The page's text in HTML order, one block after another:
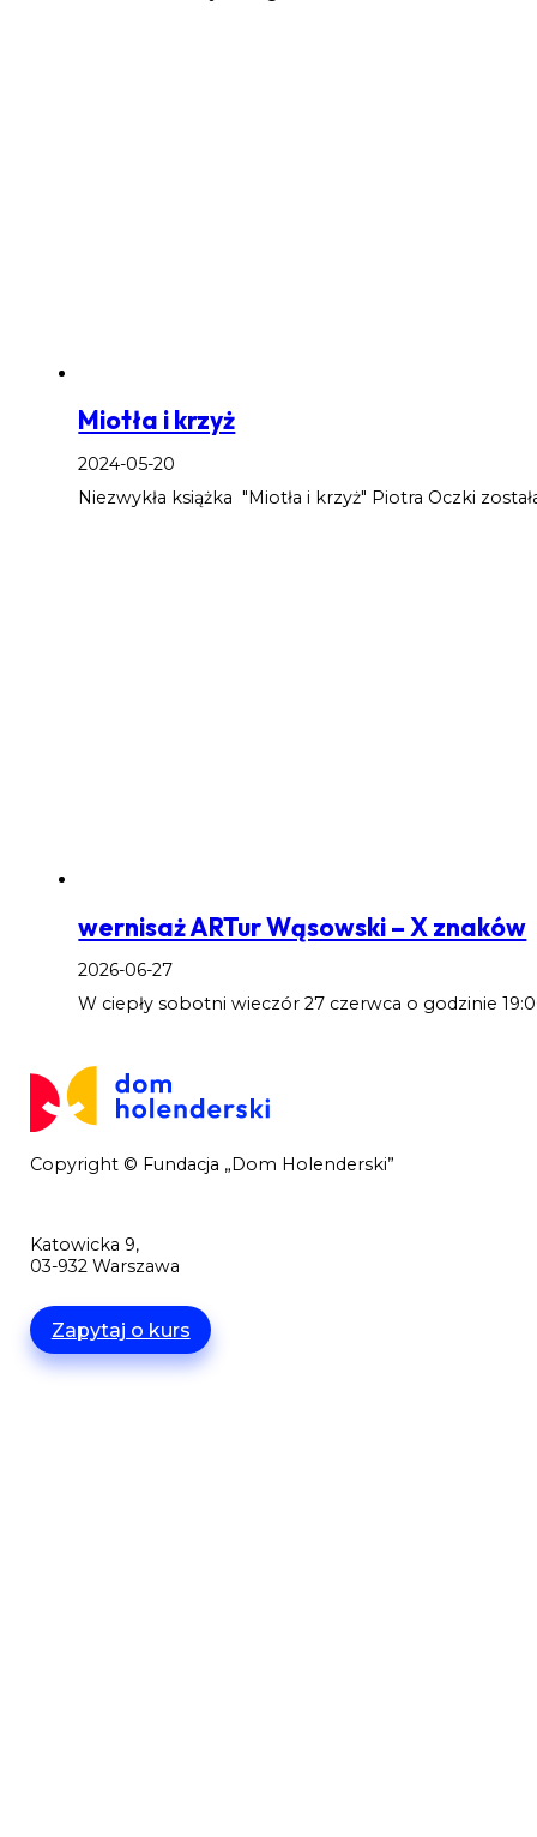
Miotła i krzyż
2024-05-20
Niezwykła książka "Miotła i krzyż" Piotra Oczki
wernisaż ARTur Wąsowski – X znaków
2026-06-27
W ciepły sobotni wieczór 27 czerwca o godzinie
Copyright © Fundacja „Dom Holenderski”
Katowicka 9,
03-932 Warszawa
Zapytaj o kurs